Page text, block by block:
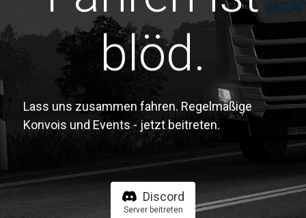
blöd.
Lass uns zusammen fahren. Regelmäßige
Konvois und Events - jetzt beitreten.
Discord
Server beitreten